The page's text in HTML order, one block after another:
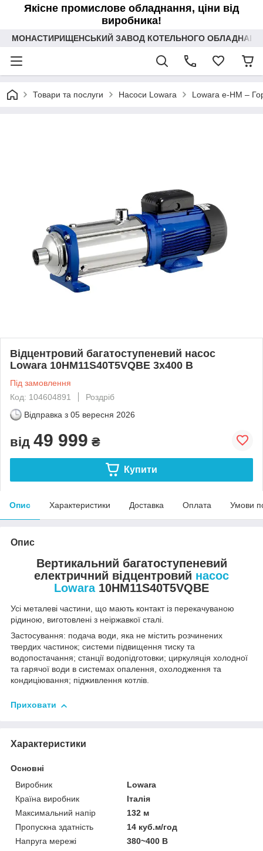
Якісне промислове обладнання, ціни від
виробника!
МОНАСТИРИЩЕНСЬКИЙ ЗАВОД КОТЕЛЬНОГО
Товари та послуги Насоси Lowara Lowara e-HM –
Відцентровий багатоступеневий насос
Lowara 10HM11S40T5VQBE 3x400 B
Під замовлення
Код: 104604891
Роздріб
Відправка з 05 вересня 2026
від 49 999 ₴
Купити
Опис Характеристики Доставка Оплата Умови
Опис
Вертикальний багатоступеневий
електричний відцентровий насос
Lowara10HM11S40T5VQBE
Усі металеві частини, що мають контакт із перекачуваною
рідиною, виготовлені з неіржавкої сталі.
Застосування: подача води, яка не містить розчинених
твердих частинок; системи підвищення тиску та
водопостачання; станції водопідготовки; циркуляція холодної
та гарячої води в системах опалення, охолодження та
кондиціювання; підживлення котлів.
Приховати
Характеристики
Основні
Виробник
Lowara
Країна виробник
Італія
Максимальний напір
132 м
Пропускна здатність
14 куб.м/год
Напруга мережі
380~400 В